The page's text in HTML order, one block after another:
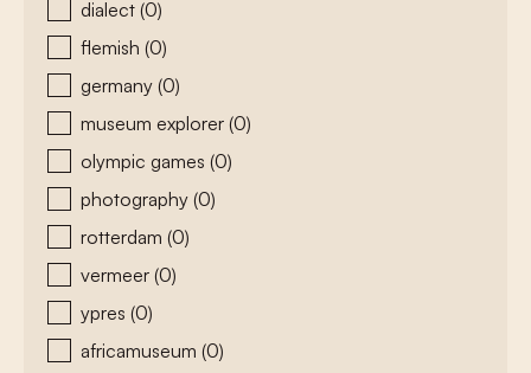
dialect (0)
flemish (0)
germany (0)
museum explorer (0)
olympic games (0)
photography (0)
rotterdam (0)
vermeer (0)
ypres (0)
africamuseum (0)